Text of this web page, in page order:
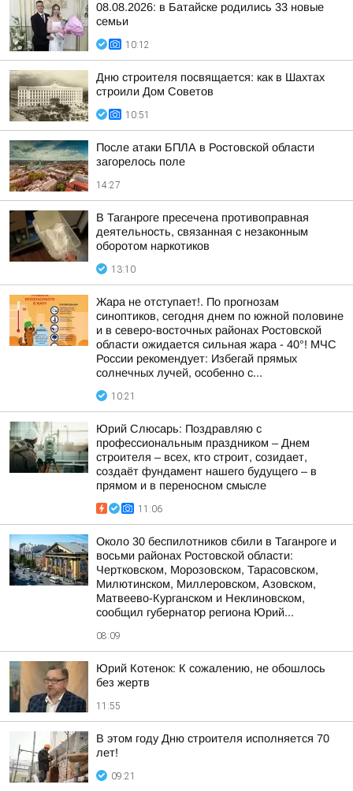
08.08.2026: в Батайске родились 33 новые
семьи
10:12
Дню строителя посвящается: как в Шахтах
строили Дом Советов
10:51
После атаки БПЛА в Ростовской области
загорелось поле
14:27
В Таганроге пресечена противоправная
деятельность, связанная с незаконным
оборотом наркотиков
13:10
Жара не отступает!. По прогнозам
синоптиков, сегодня днем по южной половине
и в северо-восточных районах Ростовской
области ожидается сильная жара - 40°! МЧС
России рекомендует: Избегай прямых
солнечных лучей, особенно с...
10:21
Юрий Слюсарь: Поздравляю с
профессиональным праздником – Днем
строителя – всех, кто строит, созидает,
создаёт фундамент нашего будущего – в
прямом и в переносном смысле
11:06
Около 30 беспилотников сбили в Таганроге и
восьми районах Ростовской области:
Чертковском, Морозовском, Тарасовском,
Милютинском, Миллеровском, Азовском,
Матвеево-Курганском и Неклиновском,
сообщил губернатор региона Юрий...
08:09
Юрий Котенок: К сожалению, не обошлось
без жертв
11:55
В этом году Дню строителя исполняется 70
лет!
09:21